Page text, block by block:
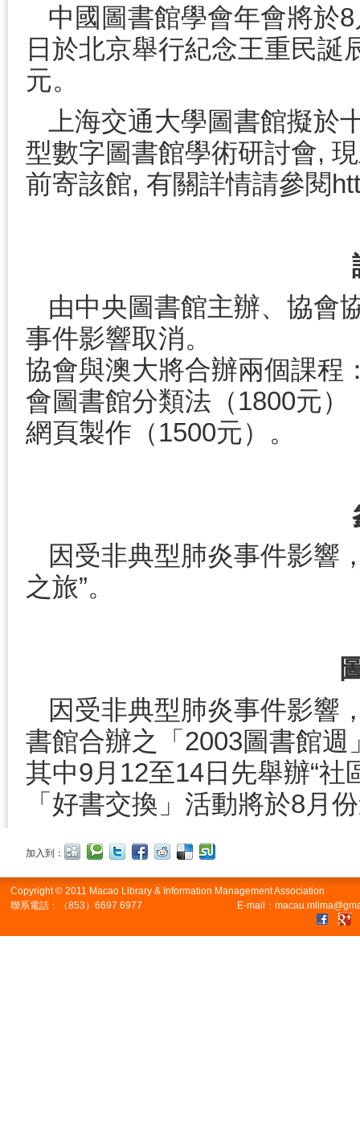
中國圖書館學會年會將於
日於北京舉行紀念王重民誕
元。
上海交通大學圖書館擬
型數字圖書館學術研討會,
前寄該館, 有關詳情請參閱
由中央圖書館主辦、協會
事件影響取消。
協會與澳大將合辦兩個課程
會圖書館分類法（1800元
網頁製作（1500元）。
因受非典型肺炎事件影響
之旅”。
因受非典型肺炎事件影響
書館合辦之「2003圖書館
其中9月12至14日先舉辦“
「好書交換」活動將於8月
加入到：
Copyright © 2011 Macao Library & Information Management Association
聯系電話：（853）6697 6977
E-mail：